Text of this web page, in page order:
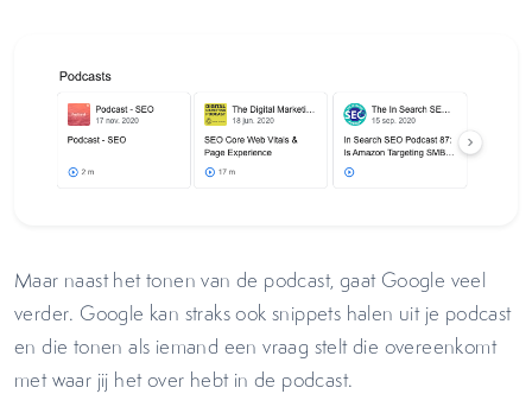
Maar naast het tonen van de podcast, gaat Google veel
verder. Google kan straks ook snippets halen uit je podcast
en die tonen als iemand een vraag stelt die overeenkomt
met waar jij het over hebt in de podcast.